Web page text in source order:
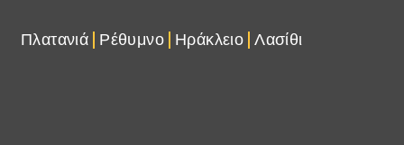
Πλατανιά Ρέθυμνο Ηράκλειο Λασίθι